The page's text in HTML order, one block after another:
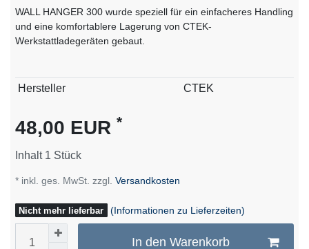
WALL HANGER 300 wurde speziell für ein einfacheres Handling
und eine komfortablere Lagerung von CTEK-
Werkstattladegeräten gebaut.
Technisches
Wert
Hersteller CTEK
48,00 EUR *
Inhalt 1 Stück
* inkl. ges. MwSt. zzgl. Versandkosten
Nicht mehr lieferbar (Informationen zu Lieferzeiten)
In den Warenkorb